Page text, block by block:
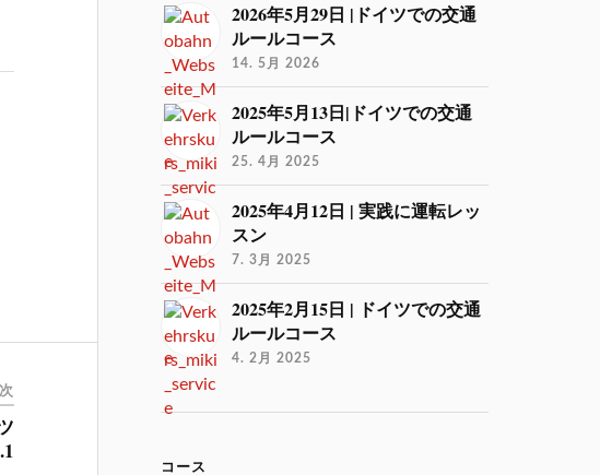
次
2026年5月29日 |ドイツでの交通
ルールコース
14. 5月 2026
2025年5月13日|ドイツでの交通
ルールコース
25. 4月 2025
2025年4月12日 | 実践に運転レッ
スン
7. 3月 2025
2025年2月15日 | ドイツでの交通
ルールコース
4. 2月 2025
コース